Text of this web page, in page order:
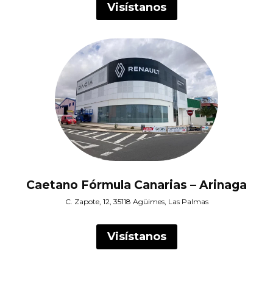
Visístanos
Caetano Fórmula Canarias – Arinaga
C. Zapote, 12, 35118 Agüimes, Las Palmas
Visístanos